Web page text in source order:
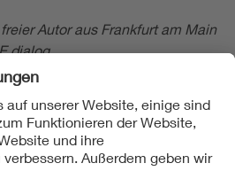
Autor aus Frankfurt am Main
dialog.